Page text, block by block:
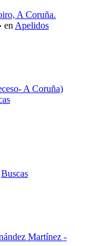
A Coruña.
en Apelidos
A Coruña)
Buscas
Martínez -